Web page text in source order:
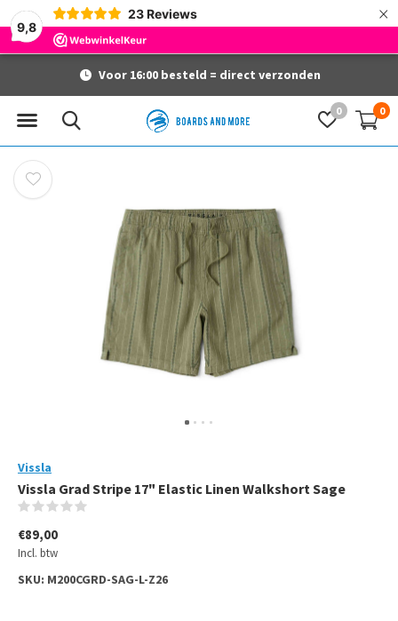
9,8
23 Reviews ×
0 0
Voor 16:00 besteld = direct verzonden
Vissla
Vissla Grad Stripe 17" Elastic Linen Walkshort Sage
€89,00
Incl. btw
SKU: M200CGRD-SAG-L-Z26